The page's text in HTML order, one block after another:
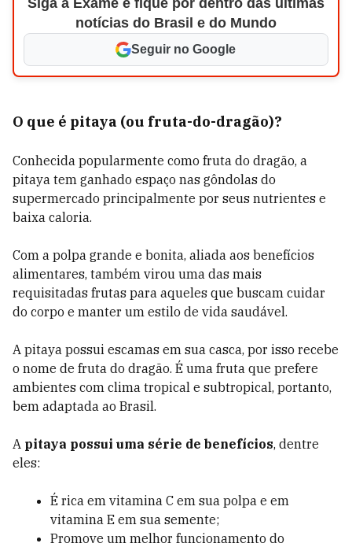
Siga a Exame e fique por dentro das últimas
notícias do Brasil e do Mundo
Seguir no Google
O que é pitaya (ou fruta-do-dragão)?
Conhecida popularmente como fruta do dragão, a
pitaya tem ganhado espaço nas gôndolas do
supermercado principalmente por seus nutrientes e
baixa caloria.
Com a polpa grande e bonita, aliada aos benefícios
alimentares, também virou uma das mais
requisitadas frutas para aqueles que buscam cuidar
do corpo e manter um estilo de vida saudável.
A pitaya possui escamas em sua casca, por isso recebe
o nome de fruta do dragão. É uma fruta que prefere
ambientes com clima tropical e subtropical, portanto,
bem adaptada ao Brasil.
A pitaya possui uma série de benefícios, dentre
eles:
É rica em vitamina C em sua polpa e em
vitamina E em sua semente;
Promove um melhor funcionamento do